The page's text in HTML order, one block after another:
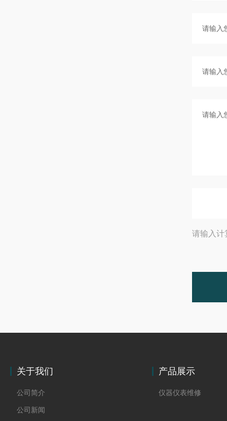
请输入计
关于我们
公司简介
公司新闻
产品展示
仪器仪表维修